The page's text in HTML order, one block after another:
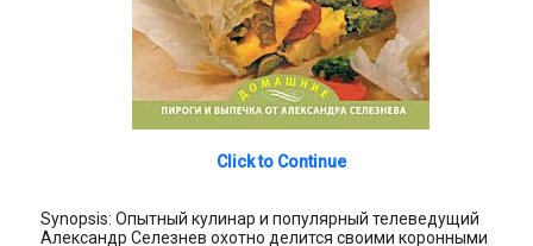
Click to Continue
Synopsis: Опытный кулинар и популярный телеведущий
Александр Селезнев охотно делится своими коронными